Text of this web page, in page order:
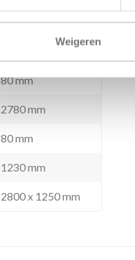
Weigeren
Nee
80 mm
2780 mm
80 mm
1230 mm
2800 x 1250 mm